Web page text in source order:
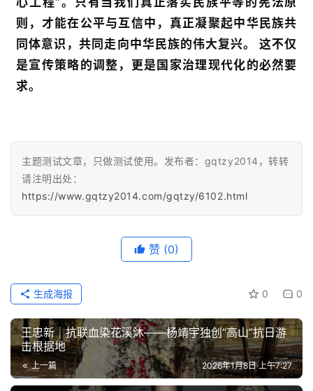
则，才能在公平与互信中，真正凝聚起中华民族共
同体意识，共同走向中华民族的伟大复兴。 这不仅
是宣传策略的调整，更是国家治理现代化的必然要
求。
主题测试文章，只做测试使用。发布者：gqtzy2014，转转
请注明出处：
https://www.gqtzy2014.com/gqtzy/6102.html
赞 (0)
0 0
生成海报
王忠新｜抗联血染花溪沐——杨靖宇独创“高山”抗日游
击根据地
上一篇 2026年1月8日 上午7:27